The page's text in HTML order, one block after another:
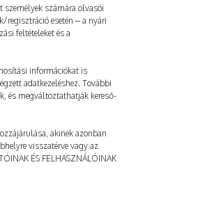
személyek számára olvasói
esetén – a nyári
feltételeket és a
információkat is
adatkezeléshez. További
és megváltoztathatják kereső-
akinek azonban
visszatérve vagy az
ÉS FELHASZNÁLÓINAK